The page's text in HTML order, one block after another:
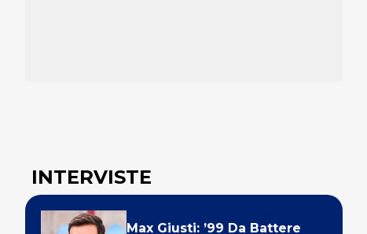
INTERVISTE
Max Giusti: ’99 Da Battere